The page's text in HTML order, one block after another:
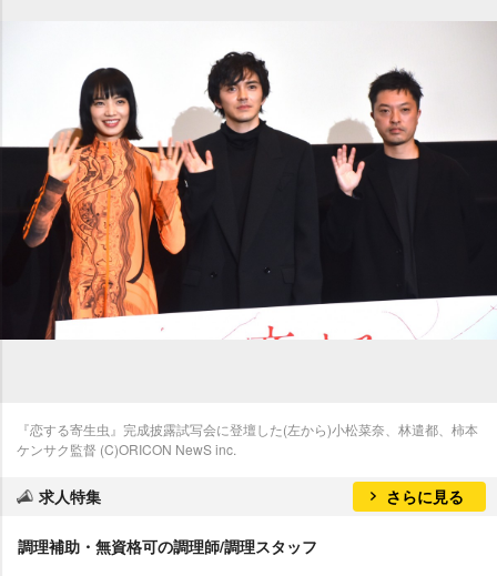
『恋する寄生虫』完成披露試写会に登壇した(左から)小松菜奈、林遣都、柿本
ケンサク監督 (C)ORICON NewS inc.
求人特集 さらに見る
調理補助・無資格可の調理師/調理スタッフ